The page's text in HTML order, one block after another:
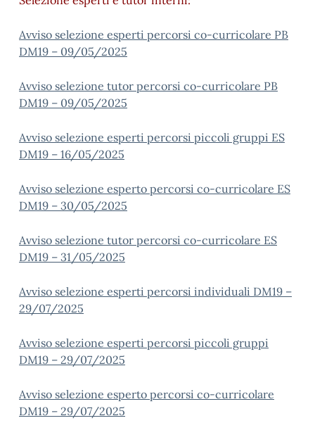
Avviso selezione esperti percorsi co-curricolare PB
DM19 – 09/05/2025
Avviso selezione tutor percorsi co-curricolare PB
DM19 – 09/05/2025
Avviso selezione esperti percorsi piccoli gruppi ES
DM19 – 16/05/2025
Avviso selezione esperto percorsi co-curricolare ES
DM19 – 30/05/2025
Avviso selezione tutor percorsi co-curricolare ES
DM19 – 31/05/2025
Avviso selezione esperti percorsi individuali DM19 –
29/07/2025
Avviso selezione esperti percorsi piccoli gruppi
DM19 – 29/07/2025
Avviso selezione esperto percorsi co-curricolare
DM19 – 29/07/2025